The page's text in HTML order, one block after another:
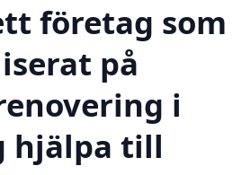
företag som
på
i
hjälpa till